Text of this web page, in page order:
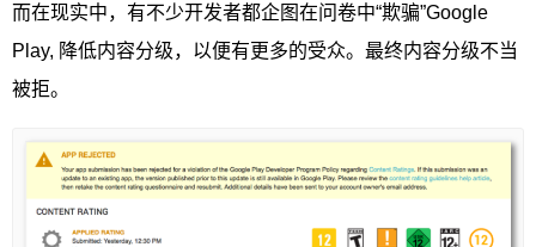
而在现实中，有不少开发者都企图在问卷中“欺骗”Google
Play, 降低内容分级，以便有更多的受众。最终内容分级不当
被拒。